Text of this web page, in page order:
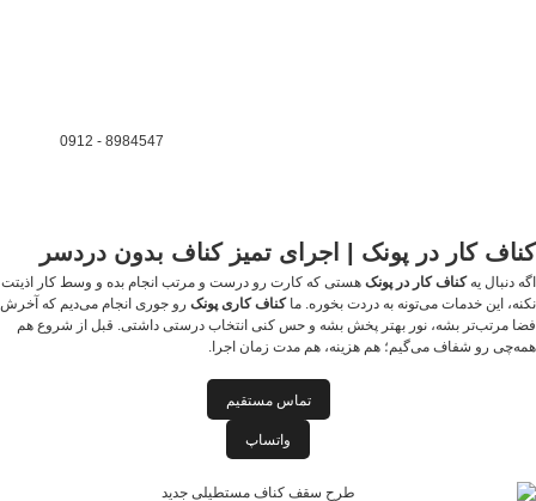
8984547 - 0912
کناف کار در پونک | اجرای تمیز کناف بدون دردسر
اگه دنبال یهکناف کار در پونک هستی که کارت رو درست و مرتب انجام بده و وسط کار اذیتت
نکنه، این خدمات می‌تونه به دردت بخوره. ماکناف کاری پونک رو جوری انجام می‌دیم که آخرش
فضا مرتب‌تر بشه، نور بهتر پخش بشه و حس کنی انتخاب درستی داشتی. قبل از شروع هم
همه‌چی رو شفاف می‌گیم؛ هم هزینه، هم مدت زمان اجرا.
تماس مستقیم
واتساپ